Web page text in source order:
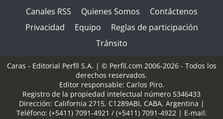
Canales RSS Quienes Somos
Contáctenos
Privacidad
Equipo
Reglas de participación
Tránsito
Caras - Editorial Perfil S.A. | © Perfil.com 2006-2026 - Todos los
derechos reservados.
Editor responsable: Carlos Piro.
Registro de la propiedad intelectual número 5346433
Dirección: California 2715, C1289ABI, CABA, Argentina |
Teléfono: (+5411) 7091-4921 / (+5411) 7091-4922| E-mail: